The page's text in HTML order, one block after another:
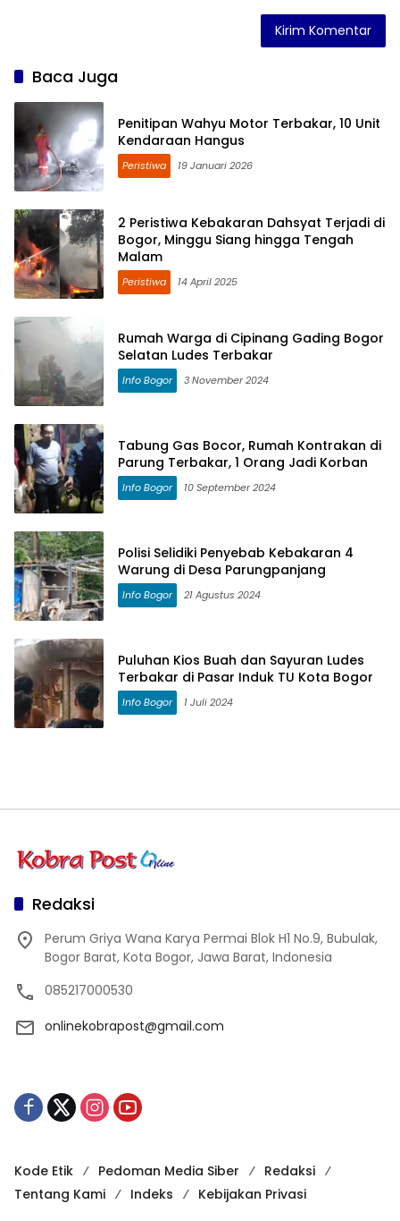
Baca Juga
Penitipan Wahyu Motor Terbakar, 10 Unit
Kendaraan Hangus
Peristiwa 19 Januari 2026
2 Peristiwa Kebakaran Dahsyat Terjadi di
Bogor, Minggu Siang hingga Tengah
Malam
Peristiwa 14 April 2025
Rumah Warga di Cipinang Gading Bogor
Selatan Ludes Terbakar
Info Bogor 3 November 2024
Tabung Gas Bocor, Rumah Kontrakan di
Parung Terbakar, 1 Orang Jadi Korban
Info Bogor 10 September 2024
Polisi Selidiki Penyebab Kebakaran 4
Warung di Desa Parungpanjang
Info Bogor 21 Agustus 2024
Puluhan Kios Buah dan Sayuran Ludes
Terbakar di Pasar Induk TU Kota Bogor
Info Bogor 1 Juli 2024
Redaksi
Perum Griya Wana Karya Permai Blok H1 No.9, Bubulak,
Bogor Barat, Kota Bogor, Jawa Barat, Indonesia
085217000530
onlinekobrapost@gmail.com
Kode Etik Pedoman Media Siber
Redaksi
Tentang Kami
Indeks
Kebijakan Privasi